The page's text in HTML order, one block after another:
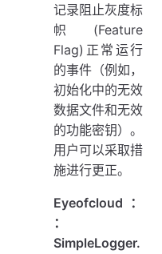
记录阻止灰度标
帜(Feature
Flag)正常运行
的事件（例如，
初始化中的无效
数据文件和无效
的功能密钥）。
用户可以采取措
施进行更正。
Eyeofcloud：
：
SimpleLogger.